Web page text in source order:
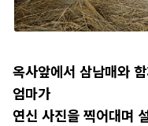
옥사앞에서 삼남매와
엄마가
연신 사진을 찍어대며